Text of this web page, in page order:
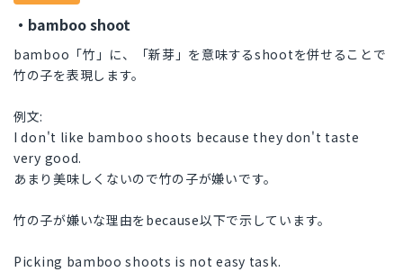
・bamboo shoot
bamboo「竹」に、「新芽」を意味するshootを併せることで
竹の子を表現します。
例文:
I don't like bamboo shoots because they don't taste
very good.
あまり美味しくないので竹の子が嫌いです。
竹の子が嫌いな理由をbecause以下で示しています。
Picking bamboo shoots is not easy task.